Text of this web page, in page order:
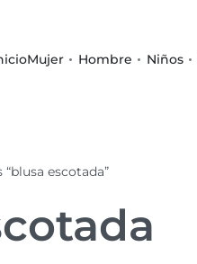
Mujer Hombre Niños
escotada”